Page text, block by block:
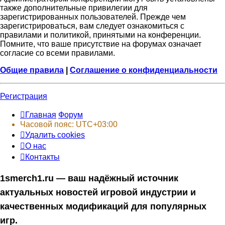
также дополнительные привилегии для
зарегистрированных пользователей. Прежде чем
зарегистрироваться, вам следует ознакомиться с
правилами и политикой, принятыми на конференции.
Помните, что ваше присутствие на форумах означает
согласие со всеми правилами.
Общие правила
Соглашение о конфиденциальности
Регистрация
Главная Форум
Часовой пояс: UTC+03:00
Удалить cookies
О нас
Контакты
1smerch1.ru — ваш надёжный источник
актуальных новостей игровой индустрии и
качественных модификаций для популярных
игр.